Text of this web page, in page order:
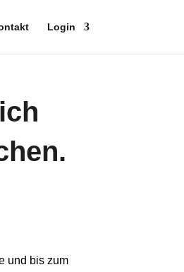
Login
und bis zum